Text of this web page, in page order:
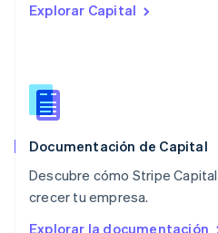
Explorar Capital
Documentación de Capital
Descubre cómo Stripe
crecer tu empresa.
Explorar la documentación
NederlandsEnglish
Português
RAE de Hong Kong, China
Reino Unido
República Checa
English